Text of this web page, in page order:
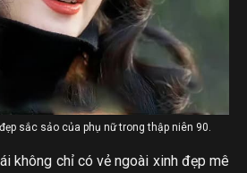
sắc sảo của phụ nữ trong thập niên 90.
không chỉ có vẻ ngoài xinh đẹp mê